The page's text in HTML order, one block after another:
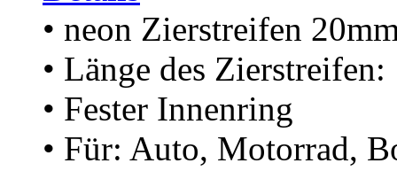
• neon Zierstreifen
• Länge des Zierstreifen:
• Fester Innenring
• Für: Auto, Motorrad,